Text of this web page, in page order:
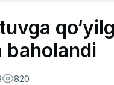
baholandi
820